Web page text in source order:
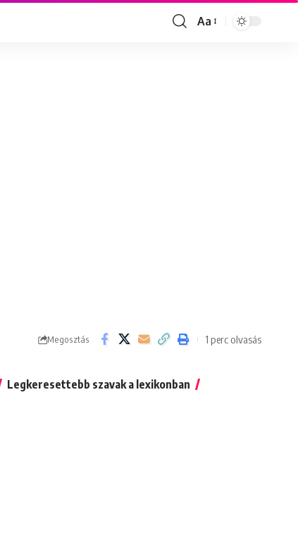
Font
Aa
Megosztás 1 perc olvasás
Legkeresettebb szavak a lexikonban